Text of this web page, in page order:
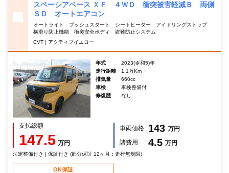
スペーシアベース ＸＦ ４ＷＤ 衝突被害軽減Ｂ 両側
ＳＤ オートエアコン
オートライト プッシュスタート シートヒーター アイドリングストップ
横滑り防止機能 衝突安全ボディ 盗難防止システム
CVT | アクティブイエロー
年式
2023(令和5)年
走行距離
1.1万Km
排気量
660cc
車検
車検整備付
修復歴
なし
支払総額
147.5 万円
車両価格 143 万円
諸費用
4.5 万円
法定整備付き | 保証付き (部分保証 12ヶ月：走行無制限)
OK保証